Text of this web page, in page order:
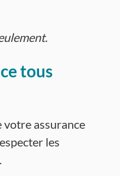
tous
votre assurance
les